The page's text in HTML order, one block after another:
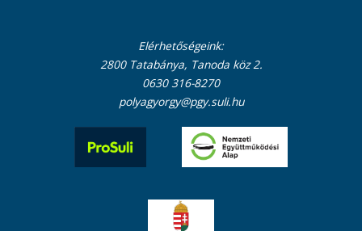
Elérhetőségeink:
2800 Tatabánya, Tanoda köz 2.
0630 316-8270
polyagyorgy@pgy.suli.hu